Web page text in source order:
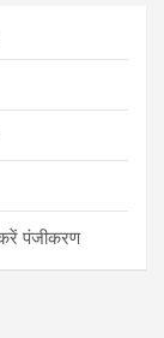
करें पंजीकरण